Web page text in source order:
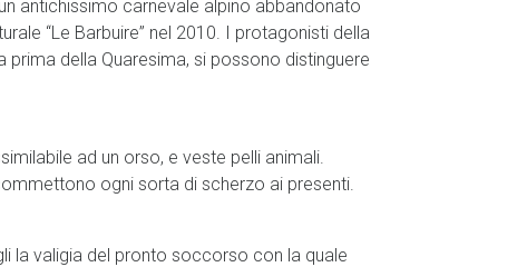
antichissimo carnevale alpino abbandonato
“Le Barbuire” nel 2010. I protagonisti della
della Quaresima, si possono distinguere
ad un orso, e veste pelli animali.
ogni sorta di scherzo ai presenti.
valigia del pronto soccorso con la quale